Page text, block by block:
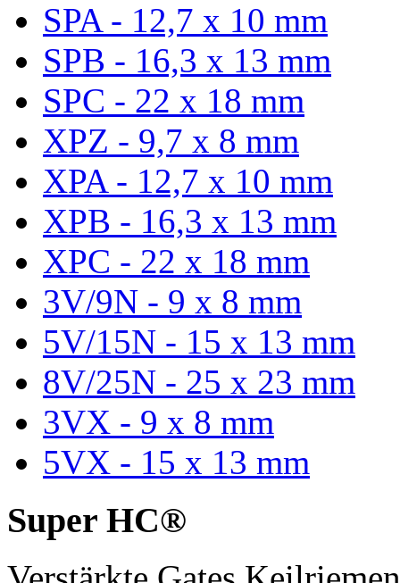
SPA - 12,7 x 10 mm
SPB - 16,3 x 13 mm
SPC - 22 x 18 mm
XPZ - 9,7 x 8 mm
XPA - 12,7 x 10 mm
XPB - 16,3 x 13 mm
XPC - 22 x 18 mm
3V/9N - 9 x 8 mm
5V/15N - 15 x 13 mm
8V/25N - 25 x 23 mm
3VX - 9 x 8 mm
5VX - 15 x 13 mm
Super HC®